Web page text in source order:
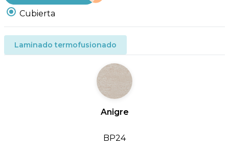
Cubierta
Laminado termofusionado
Anigre
BP24